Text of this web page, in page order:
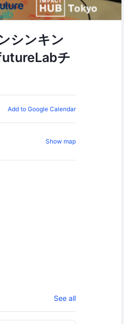
シンキン
チ
Add to Google Calendar
Show map
See all